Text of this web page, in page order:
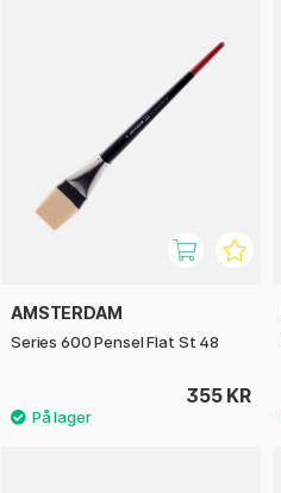
AMSTERDAM
Series 600 Pensel Flat St 48
355 KR